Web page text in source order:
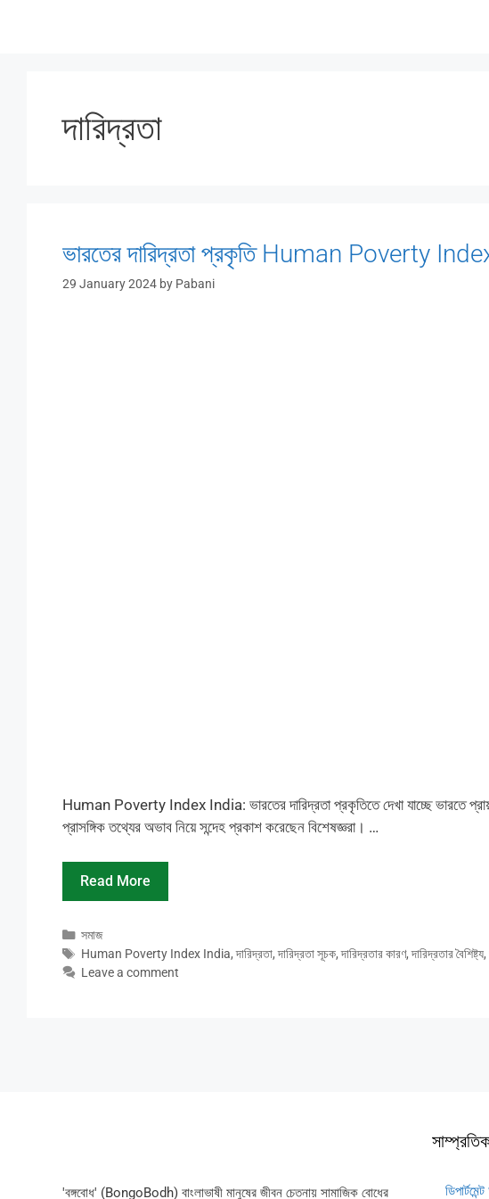
দারিদ্রতা
ভারতের দারিদ্রতা প্রকৃতি Human Poverty
29 January 2024 by Pabani
Human Poverty Index India: ভারতের দারিদ্রতা প্রকৃতিতে দেখা যাচ্ছে ভারতে
প্রাসঙ্গিক তথ্যের অভাব নিয়ে সন্দেহ প্রকাশ করেছেন বিশেষজ্ঞরা। …
Read More
Categories
সমাজ
Tags
Human Poverty Index India,দারিদ্রতা,দারিদ্রতা সূচক,দারিদ্রতার কারণ,দারিদ্রতার বৈশিষ্ট্য,
Leave a comment
'বঙ্গবোধ' (BongoBodh) বাংলাভাষী মানুষের জীবন চেতনায় সামাজিক বোধের